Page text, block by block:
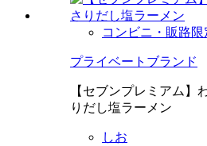
コンビニ・販路限
プライベートブランド
【セブンプレミアム】
りだし塩ラーメン
しお